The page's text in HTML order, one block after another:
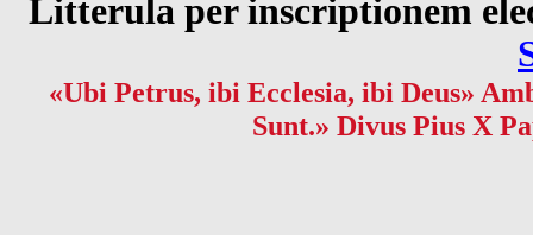
Litterula per inscriptionem
«Ubi Petrus, ibi Ecclesia, ibi Deus»
Sunt.» Divus Pius X